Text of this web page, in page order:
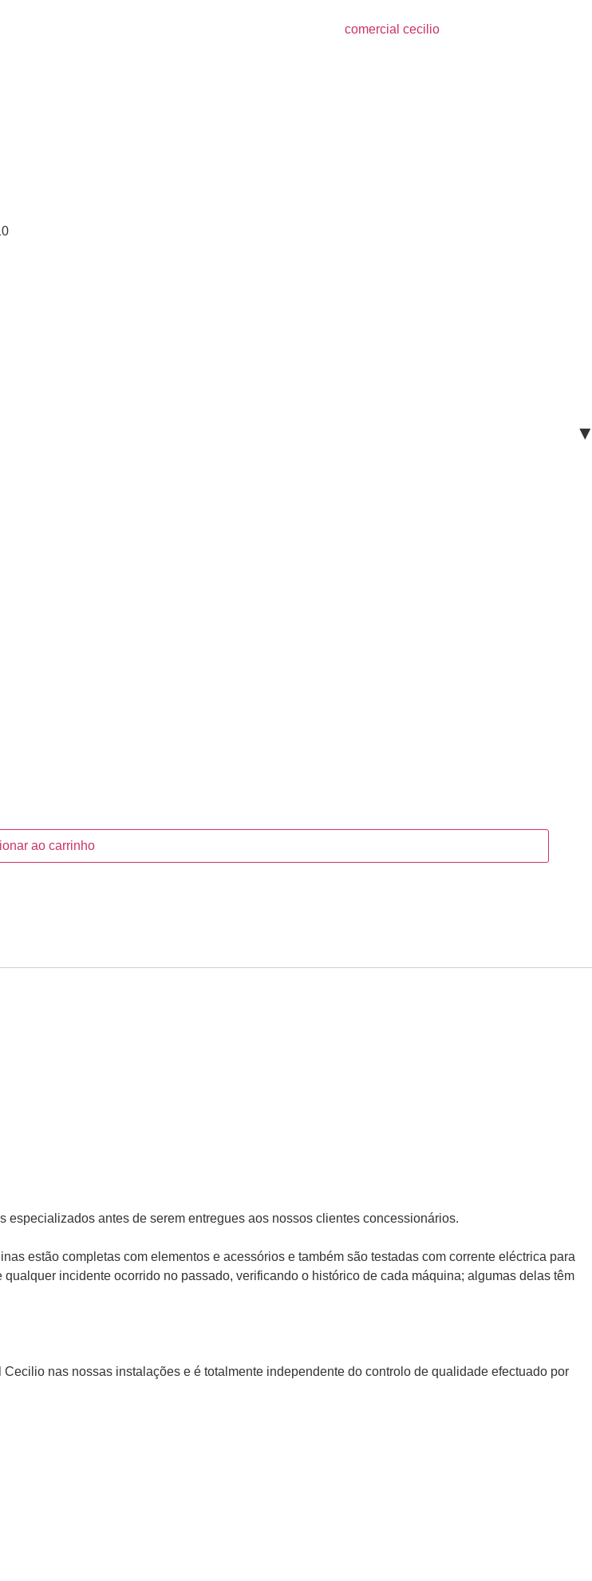
ao carrinho
antes de serem entregues aos nossos clientes concessionários.
estão completas com elementos e acessórios e também são testadas com corrente eléctrica para
incidente ocorrido no passado, verificando o histórico de cada máquina; algumas delas têm
nas nossas instalações e é totalmente independente do controlo de qualidade efectuado por